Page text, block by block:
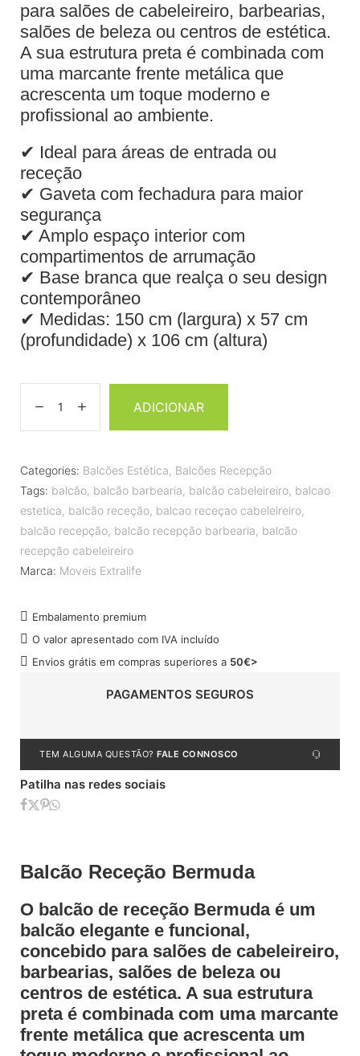
para salões de cabeleireiro, barbearias,
salões de beleza ou centros de estética.
A sua estrutura preta é combinada com
uma marcante frente metálica que
acrescenta um toque moderno e
profissional ao ambiente.
✔ Ideal para áreas de entrada ou
receção
✔ Gaveta com fechadura para maior
segurança
✔ Amplo espaço interior com
compartimentos de arrumação
✔ Base branca que realça o seu design
contemporâneo
✔ Medidas: 150 cm (largura) x 57 cm
(profundidade) x 106 cm (altura)
ADICIONAR
Categories: Balcões Estética, Balcões Recepção
Tags: balcão, balcão barbearia, balcão cabeleireiro, balcao
estetica, balcão receção, balcao receçao cabeleireiro,
balcão recepção, balcão recepção barbearia, balcão
recepção cabeleireiro
Marca: Moveis Extralife
Embalamento premium
O valor apresentado com IVA incluído
Envios grátis em compras superiores a 50€>
PAGAMENTOS SEGUROS
TEM ALGUMA QUESTÃO? FALE CONNOSCO
Patilha nas redes sociais
Balcão Receção Bermuda
O balcão de receção Bermuda é um
balcão elegante e funcional,
concebido para salões de cabeleireiro,
barbearias, salões de beleza ou
centros de estética. A sua estrutura
preta é combinada com uma marcante
frente metálica que acrescenta um